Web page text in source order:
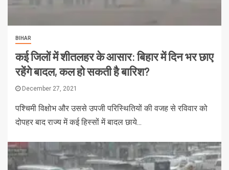
BIHAR
कई जिलों में शीतलहर के आसार: बिहार में दिन भर छाए
रहेंगे बादल, कल हो सकती है बारिश?
December 27, 2021
पश्चिमी विक्षोभ और उससे उपजी परिस्थितियों की वजह से रविवार को
दोपहर बाद राज्य में कई हिस्सों में बादल छाये...